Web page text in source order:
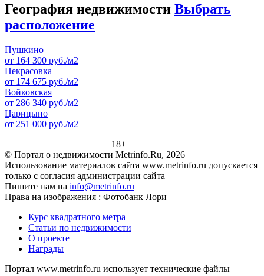
География недвижимости Выбрать
расположение
Пушкино
от 164 300 руб./м2
Некрасовка
от 174 675 руб./м2
Войковская
от 286 340 руб./м2
Царицыно
от 251 000 руб./м2
18+
© Портал о недвижимости Metrinfo.Ru, 2026
Использование материалов сайта www.metrinfo.ru допускается
только с согласия администрации сайта
Пишите нам на info@metrinfo.ru
Права на изображения : Фотобанк Лори
Курс квадратного метра
Статьи по недвижимости
О проекте
Награды
Портал www.metrinfo.ru использует технические файлы